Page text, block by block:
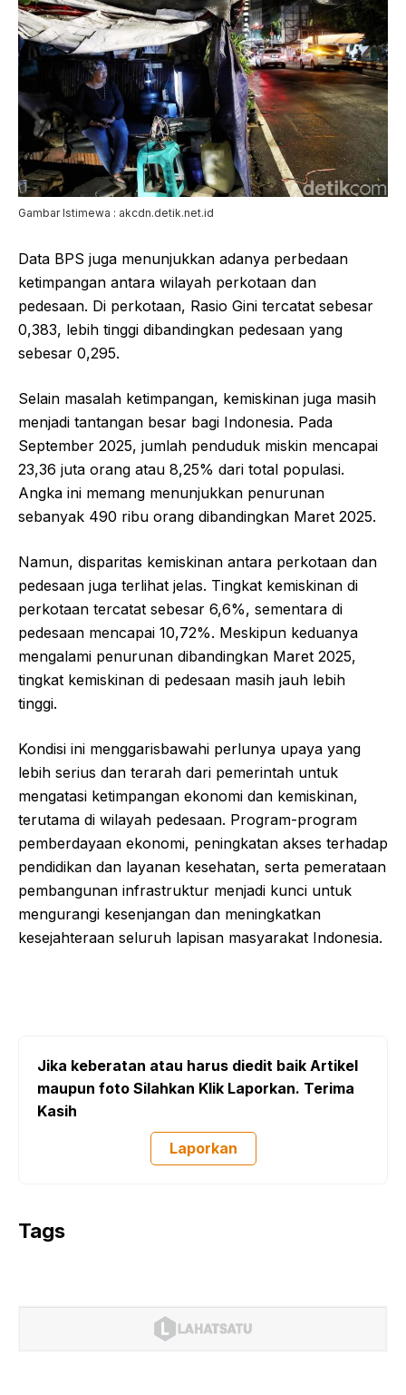
Gambar Istimewa : akcdn.detik.net.id
Data BPS juga menunjukkan adanya perbedaan
ketimpangan antara wilayah perkotaan dan
pedesaan. Di perkotaan, Rasio Gini tercatat sebesar
0,383, lebih tinggi dibandingkan pedesaan yang
sebesar 0,295.
Selain masalah ketimpangan, kemiskinan juga masih
menjadi tantangan besar bagi Indonesia. Pada
September 2025, jumlah penduduk miskin mencapai
23,36 juta orang atau 8,25% dari total populasi.
Angka ini memang menunjukkan penurunan
sebanyak 490 ribu orang dibandingkan Maret 2025.
Namun, disparitas kemiskinan antara perkotaan dan
pedesaan juga terlihat jelas. Tingkat kemiskinan di
perkotaan tercatat sebesar 6,6%, sementara di
pedesaan mencapai 10,72%. Meskipun keduanya
mengalami penurunan dibandingkan Maret 2025,
tingkat kemiskinan di pedesaan masih jauh lebih
tinggi.
Kondisi ini menggarisbawahi perlunya upaya yang
lebih serius dan terarah dari pemerintah untuk
mengatasi ketimpangan ekonomi dan kemiskinan,
terutama di wilayah pedesaan. Program-program
pemberdayaan ekonomi, peningkatan akses terhadap
pendidikan dan layanan kesehatan, serta pemerataan
pembangunan infrastruktur menjadi kunci untuk
mengurangi kesenjangan dan meningkatkan
kesejahteraan seluruh lapisan masyarakat Indonesia.
Jika keberatan atau harus diedit baik Artikel
maupun foto Silahkan Klik Laporkan. Terima
Kasih
Laporkan
Tags